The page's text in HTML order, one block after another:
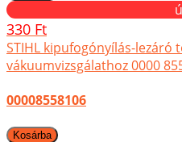
330 Ft
STIHL kipufogónyílás-lezáró
vákuumvizsgálathoz 0000
00008558106